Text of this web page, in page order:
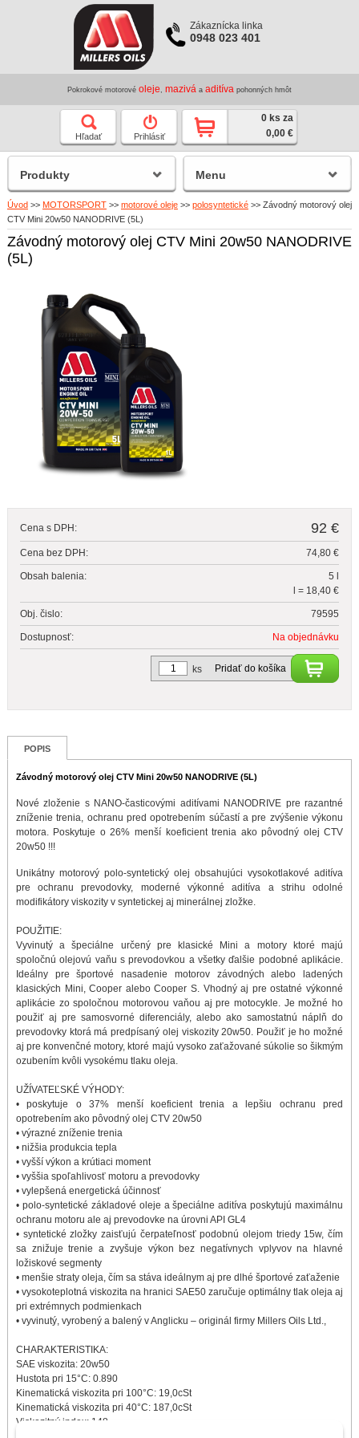
Zákaznícka linka
0948 023 401
Pokrokové motorové oleje mazivá a aditíva pohonných hmôt
Hľadať Prihlásiť
0 ks za
0,00 €
Úvod >> MOTORSPORT >> motorové oleje >> polosyntetické >> Závodný motorový olej
CTV Mini 20w50 NANODRIVE (5L)
Závodný motorový olej CTV Mini 20w50 NANODRIVE
(5L)
Cena s DPH: 92 €
Cena bez DPH: 74,80 €
Obsah balenia:
5 l
l = 18,40 €
Obj. čislo: 79595
Dostupnosť: Na objednávku
Pridať do košíka
ks
POPIS
Závodný motorový olej CTV Mini 20w50 NANODRIVE (5L)
Nové zloženie s NANO-časticovými aditívami NANODRIVE pre razantné
zníženie trenia, ochranu pred opotrebením súčastí a pre zvýšenie výkonu
motora. Poskytuje o 26% menší koeficient trenia ako pôvodný olej CTV
20w50 !!!
Unikátny motorový polo-syntetický olej obsahujúci vysokotlakové aditíva
pre ochranu prevodovky, moderné výkonné aditíva a strihu odolné
modifikátory viskozity v syntetickej aj minerálnej zložke.
POUŽITIE:
Vyvinutý a špeciálne určený pre klasické Mini a motory ktoré majú
spoločnú olejovú vaňu s prevodovkou a všetky ďalšie podobné aplikácie.
Ideálny pre športové nasadenie motorov závodných alebo ladených
klasických Mini, Cooper alebo Cooper S. Vhodný aj pre ostatné výkonné
aplikácie zo spoločnou motorovou vaňou aj pre motocykle. Je možné ho
použiť aj pre samosvorné diferenciály, alebo ako samostatnú náplň do
prevodovky ktorá má predpísaný olej viskozity 20w50. Použiť je ho možné
aj pre konvenčné motory, ktoré majú vysoko zaťažované súkolie so šikmým
ozubením kvôli vysokému tlaku oleja.
UŽÍVATEĽSKÉ VÝHODY:
• poskytuje o 37% menší koeficient trenia a lepšiu ochranu pred
opotrebením ako pôvodný olej CTV 20w50
• výrazné zníženie trenia
• nižšia produkcia tepla
• vyšší výkon a krútiaci moment
• vyššia spoľahlivosť motoru a prevodovky
• vylepšená energetická účinnosť
• polo-syntetické základové oleje a špeciálne aditíva poskytujú maximálnu
ochranu motoru ale aj prevodovke na úrovni API GL4
• syntetické zložky zaisťujú čerpateľnosť podobnú olejom triedy 15w, čím
sa znižuje trenie a zvyšuje výkon bez negatívnych vplyvov na hlavné
ložiskové segmenty
• menšie straty oleja, čím sa stáva ideálnym aj pre dlhé športové zaťaženie
• vysokoteplotná viskozita na hranici SAE50 zaručuje optimálny tlak oleja aj
pri extrémnych podmienkach
• vyvinutý, vyrobený a balený v Anglicku – originál firmy Millers Oils Ltd.,
CHARAKTERISTIKA:
SAE viskozita: 20w50
Hustota pri 15°C: 0.890
Kinematická viskozita pri 100°C: 19,0cSt
Kinematická viskozita pri 40°C: 187,0cSt
Viskozitný index: 148
Produkty Menu